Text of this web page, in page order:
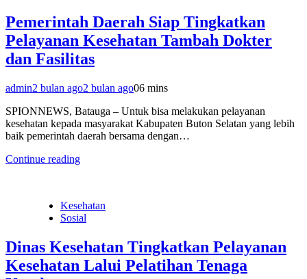
Pemerintah Daerah Siap Tingkatkan
Pelayanan Kesehatan Tambah Dokter
dan Fasilitas
admin2 bulan ago2 bulan ago06 mins
SPIONNEWS, Batauga – Untuk bisa melakukan pelayanan
kesehatan kepada masyarakat Kabupaten Buton Selatan yang lebih
baik pemerintah daerah bersama dengan…
Continue reading
Kesehatan
Sosial
Dinas Kesehatan Tingkatkan Pelayanan
Kesehatan Lalui Pelatihan Tenaga